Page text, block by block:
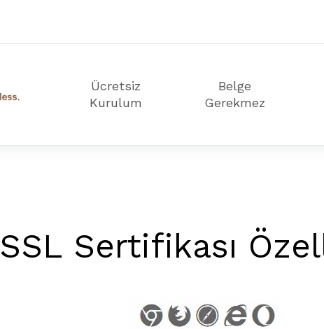
Ücretsiz
Kurulum
Belge
Gerekmez
SSL Sertifikası